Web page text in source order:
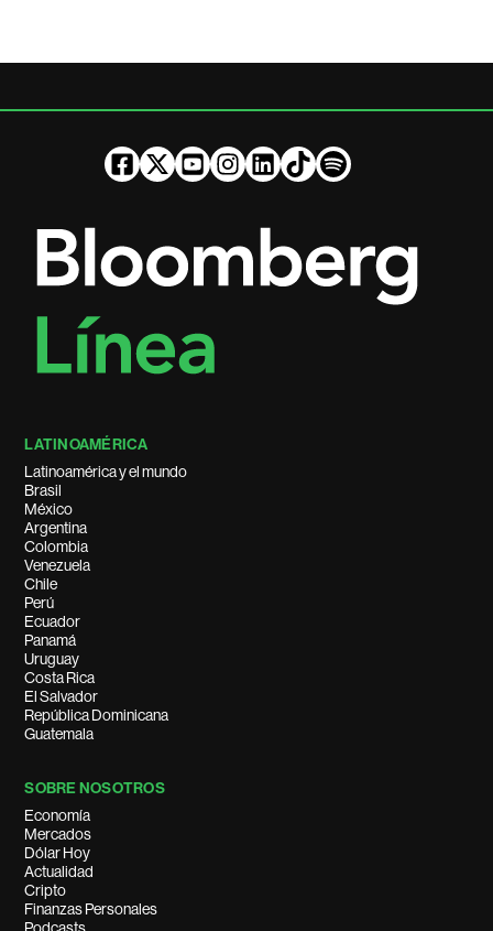
LATINOAMÉRICA
Latinoamérica y el mundo
Brasil
México
Argentina
Colombia
Venezuela
Chile
Perú
Ecuador
Panamá
Uruguay
Costa Rica
El Salvador
República Dominicana
Guatemala
SOBRE NOSOTROS
Economía
Mercados
Dólar Hoy
Actualidad
Cripto
Finanzas Personales